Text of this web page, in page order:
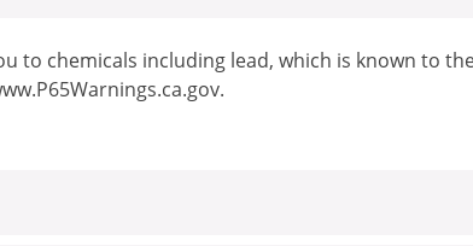
to chemicals including lead, which is known to